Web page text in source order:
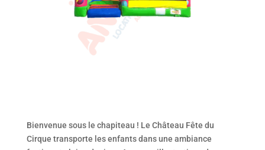
Bienvenue sous le chapiteau ! Le Château Fête du
Cirque transporte les enfants dans une ambiance